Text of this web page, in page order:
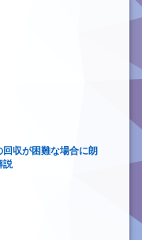
収が困難な場合に朗
説